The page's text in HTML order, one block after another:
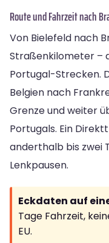
Route und Fahrzeit nach
Von Bielefeld nach
Straßenkilometer –
Portugal-Strecken.
Belgien nach
Grenze und weiter
Portugals. Ein
anderthalb bis zwei
Lenkpausen.
Eckdaten auf
Tage Fahrzeit,
EU.